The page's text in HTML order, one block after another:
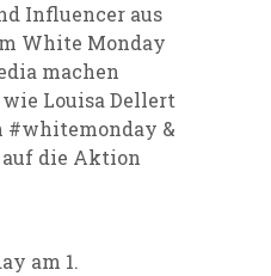
Influencer aus
White Monday
machen
Louisa Dellert
#whitemonday &
auf die Aktion
am 1.